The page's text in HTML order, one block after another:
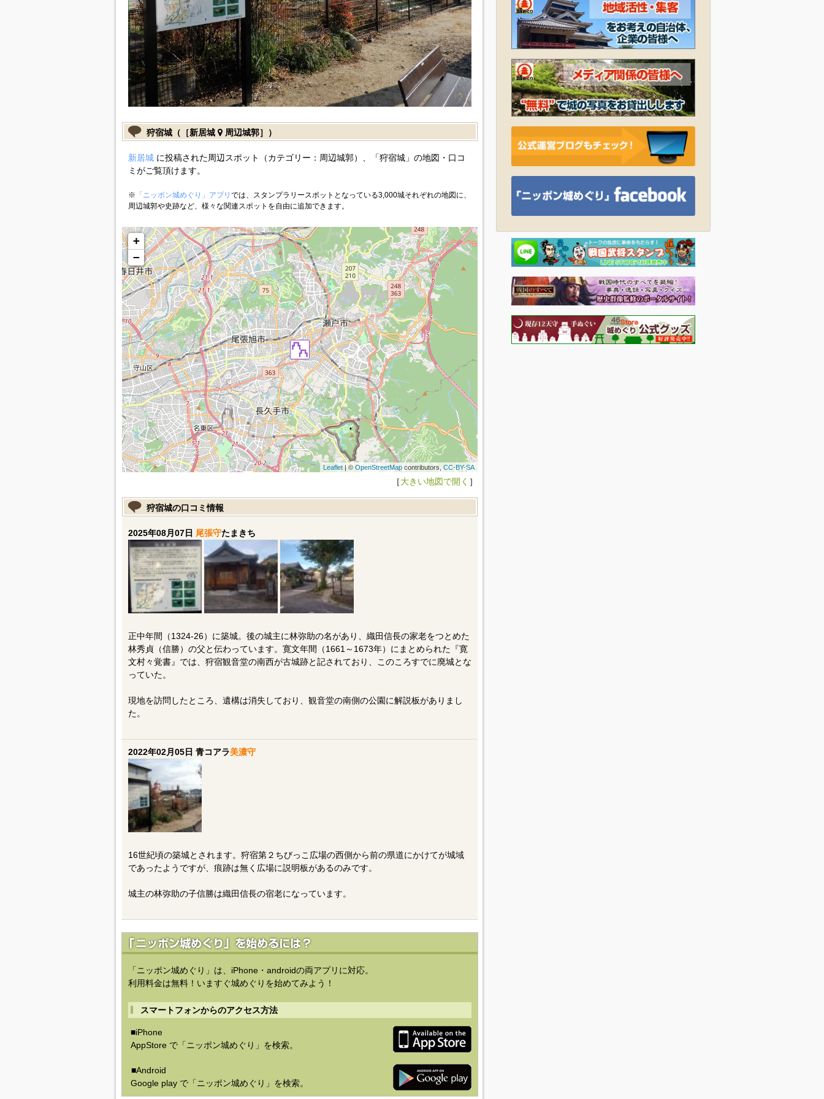
狩宿城（［新居城 周辺城郭］）
新居城に投稿された周辺スポット（カテゴリー：周辺城郭）、「狩宿城」の地図・口コ
ミがご覧頂けます。
※ 「ニッポン城めぐり」アプリ では、スタンプラリースポットとなっている3,000城それぞれの地図に、
周辺城郭や史跡など、様々な関連スポットを自由に追加できます。
+
−
Leaflet| ©OpenStreetMapcontributors, CC-BY-SA
［大きい地図で開く ］
狩宿城の口コミ情報
2025年08月07日 尾張守たまきち
正中年間（1324-26）に築城。後の城主に林弥助の名があり、織田信長の家老をつとめた
林秀貞（信勝）の父と伝わっています。寛文年間（1661～1673年）にまとめられた『寛
文村々覚書』では、狩宿観音堂の南西が古城跡と記されており、このころすでに廃城とな
っていた。
現地を訪問したところ、遺構は消失しており、観音堂の南側の公園に解説板がありまし
た。
2022年02月05日 青コアラ美濃守
16世紀頃の築城とされます。狩宿第２ちびっこ広場の西側から前の県道にかけてが城域
であったようですが、痕跡は無く広場に説明板があるのみです。
城主の林弥助の子信勝は織田信長の宿老になっています。
「ニッポン城めぐり」は、iPhone・androidの両アプリに対応。
利用料金は無料！いますぐ城めぐりを始めてみよう！
スマートフォンからのアクセス方法
■iPhone
AppStore で「ニッポン城めぐり」を検索。
■Android
Google play で「ニッポン城めぐり」を検索。